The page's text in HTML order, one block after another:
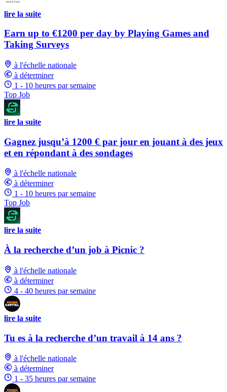
lire la suite
Earn up to €1200 per day by Playing Games and
Taking Surveys
à l'échelle nationale
à déterminer
1 - 10 heures par semaine
Top Job
lire la suite
Gagnez jusqu’à 1200 € par jour en jouant à des jeux
et en répondant à des sondages
à l'échelle nationale
à déterminer
1 - 10 heures par semaine
Top Job
lire la suite
À la recherche d’un job à Picnic ?
à l'échelle nationale
à déterminer
4 - 40 heures par semaine
lire la suite
Tu es à la recherche d’un travail à 14 ans ?
à l'échelle nationale
à déterminer
1 - 35 heures par semaine